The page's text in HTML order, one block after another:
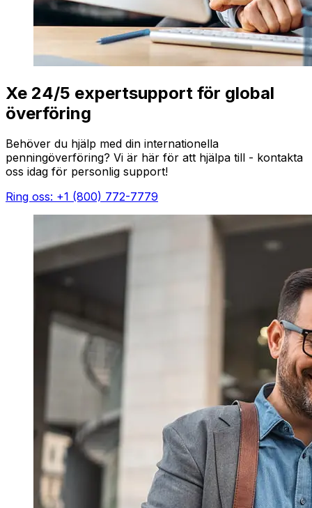
Xe 24/5 expertsupport för global
överföring
Behöver du hjälp med din internationella
penningöverföring? Vi är här för att hjälpa till - kontakta
oss idag för personlig support!
Ring oss: +1 (800) 772-7779